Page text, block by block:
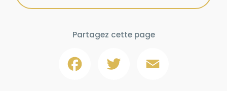
Partagez cette page